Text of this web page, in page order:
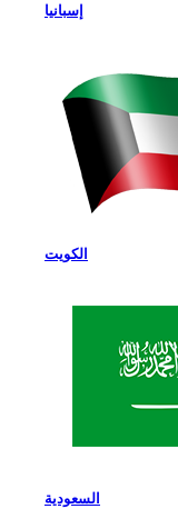
إسبانيا
الكويت
السعودية